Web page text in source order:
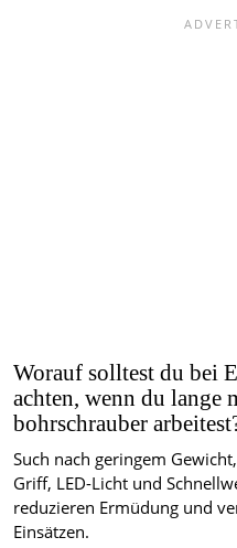
Worauf solltest du bei
achten, wenn du lange
bohrschrauber
Such nach geringem
Griff, LED-Licht und
reduzieren Ermüdung und
Einsätzen.